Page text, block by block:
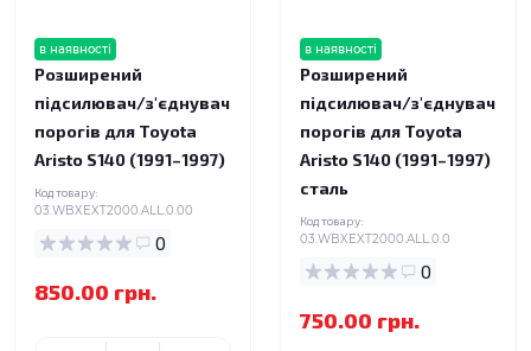
в наявності
Розширений
підсилювач/з'єднувач
порогів для Toyota
Aristo S140 (1991–1997)
Код товару:
03.WBXEXT2000.ALL.0.00
0
850.00 грн.
в наявності
Розширений
підсилювач/з'єднувач
порогів для Toyota
Aristo S140 (1991–1997)
сталь
Код товару:
03.WBXEXT2000.ALL.0.0
0
750.00 грн.